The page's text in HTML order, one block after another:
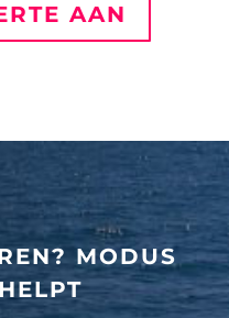
AAN
MODUS